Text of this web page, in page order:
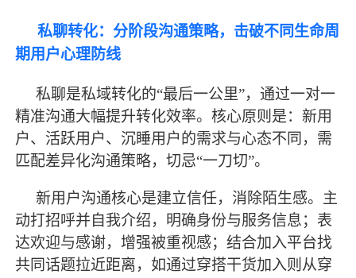
私聊转化：分阶段沟通策略，击破不同生命周
期用户心理防线
私聊是私域转化的“最后一公里”，通过一对一
精准沟通大幅提升转化效率。核心原则是：新用
户、活跃用户、沉睡用户的需求与心态不同，需
匹配差异化沟通策略，切忌“一刀切”。
新用户沟通核心是建立信任，消除陌生感。主
动打招呼并自我介绍，明确身份与服务信息；表
达欢迎与感谢，增强被重视感；结合加入平台找
共同话题拉近距离，如通过穿搭干货加入则从穿